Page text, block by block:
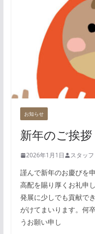
お知らせ
新年のご挨拶
2026年1月1日 スタッフ
謹んで新年のお慶びを
高配を賜り厚くお礼申
発展に少しでも貢献で
がけてまいります。何
うお願い申し